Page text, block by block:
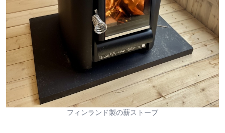
フィンランド製の薪ストーブ